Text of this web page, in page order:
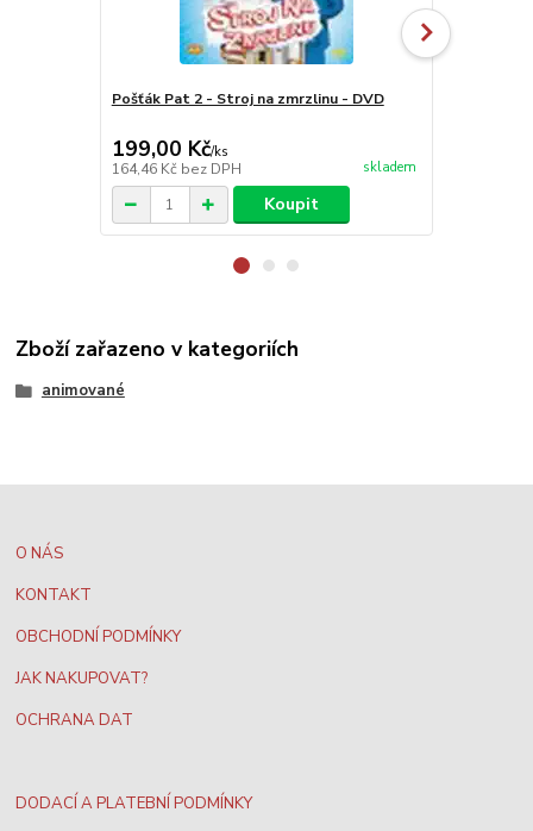
Pošťák Pat 2 - Stroj na zmrzlinu - DVD
199,00 Kč/ks
164,46 Kč bez DPH skladem
Koupit
Zboží zařazeno v kategoriích
animované
O NÁS
KONTAKT
OBCHODNÍ PODMÍNKY
JAK NAKUPOVAT?
OCHRANA DAT
DODACÍ A PLATEBNÍ PODMÍNKY